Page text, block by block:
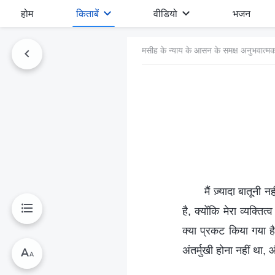
होम किताबें वीडियो भजन
मसीह के न्याय के आसन के समक्ष
मैं ज़्यादा बातूनी
है, क्योंकि मेरा
क्या प्रकट किया
अंतर्मुखी होना नहीं